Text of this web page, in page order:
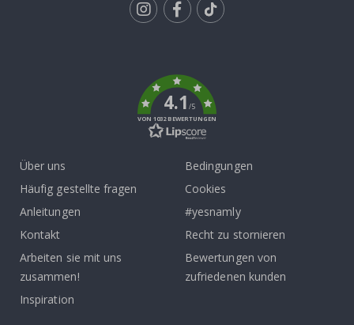
4.1/5
VON 1032 BEWERTUNGEN
Über uns
Häufig gestellte fragen
Anleitungen
Kontakt
Arbeiten sie mit uns
zusammen!
Inspiration
Bedingungen
Cookies
#yesnamly
Recht zu stornieren
Bewertungen von
zufriedenen kunden